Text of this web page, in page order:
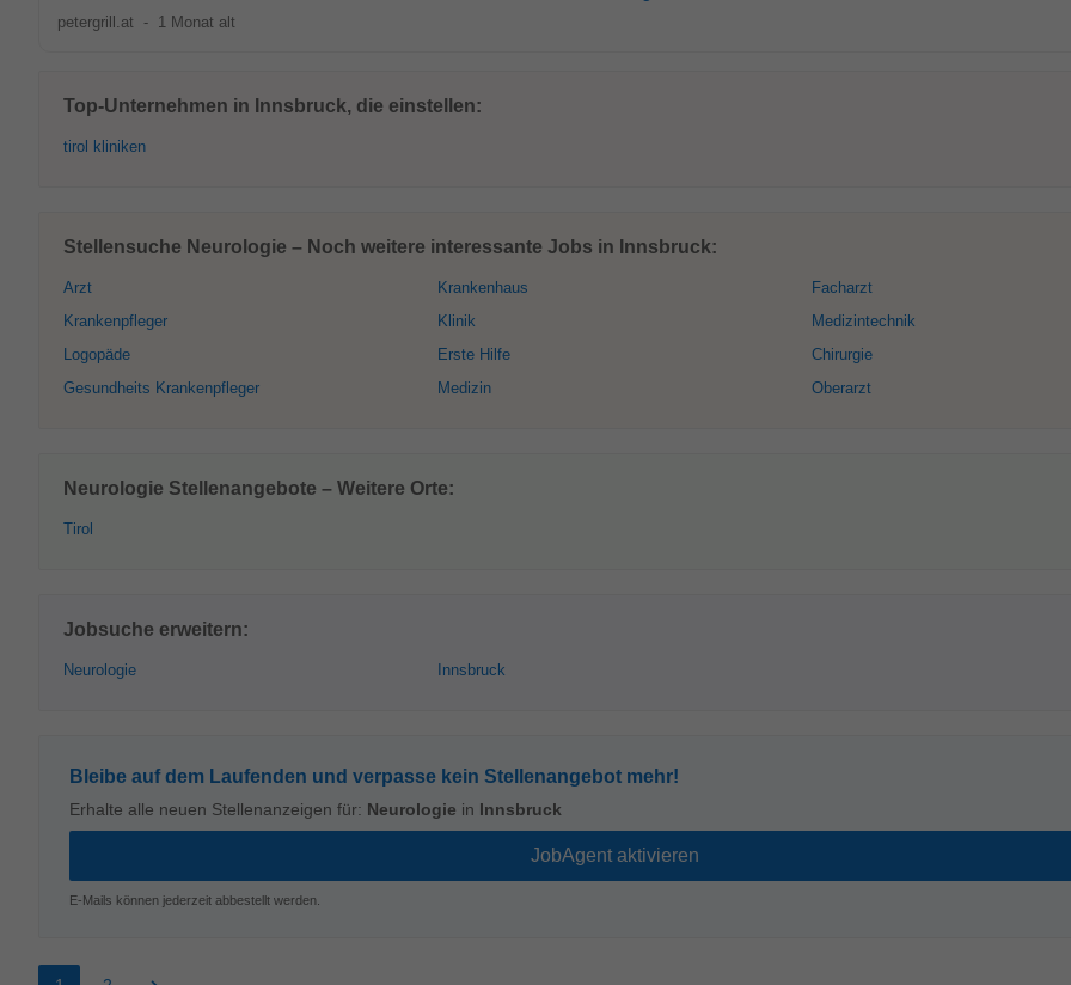
petergrill.at - 1 Monat alt
Top-Unternehmen in Innsbruck, die einstellen:
tirol kliniken
Stellensuche Neurologie – Noch weitere interessante Jobs in Innsbruck:
Arzt
Krankenpfleger
Logopäde
Gesundheits Krankenpfleger
Krankenhaus
Klinik
Erste Hilfe
Medizin
Facharzt
Medizintechnik
Chirurgie
Oberarzt
Neurologie Stellenangebote – Weitere Orte:
Tirol
Jobsuche erweitern:
Neurologie Innsbruck
Bleibe auf dem Laufenden und verpasse kein Stellenangebot mehr!
Erhalte alle neuen Stellenanzeigen für: Neurologie in Innsbruck
E-Mails können jederzeit abbestellt werden.